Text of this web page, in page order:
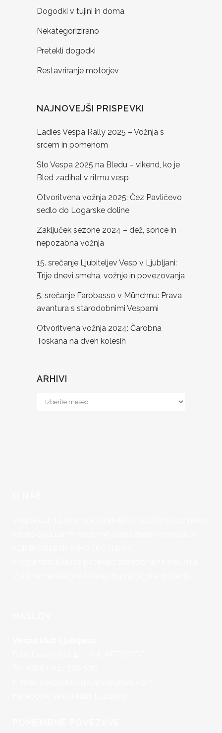
Dogodki v tujini in doma
Nekategorizirano
Pretekli dogodki
Restavriranje motorjev
NAJNOVEJŠI PRISPEVKI
Ladies Vespa Rally 2025 – Vožnja s
srcem in pomenom
Slo Vespa 2025 na Bledu – vikend, ko je
Bled zadihal v ritmu vesp
Otvoritvena vožnja 2025: Čez Pavličevo
sedlo do Logarske doline
Zaključek sezone 2024 – dež, sonce in
nepozabna vožnja
15. srečanje Ljubiteljev Vesp v Ljubljani:
Trije dnevi smeha, vožnje in povezovanja
5. srečanje Farobasso v Münchnu: Prava
avantura s starodobnimi Vespami
Otvoritvena vožnja 2024: Čarobna
Toskana na dveh kolesih
ARHIVI
Arhivi